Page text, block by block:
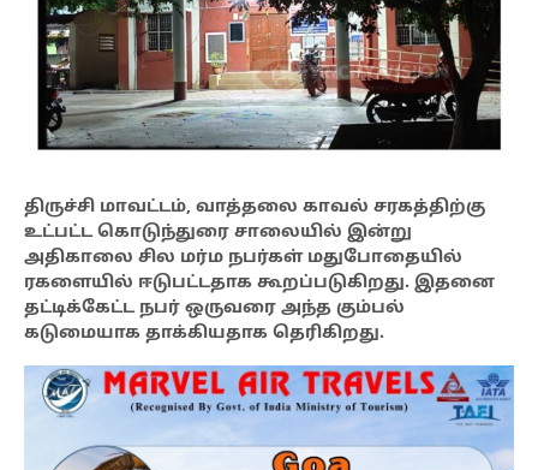
திருச்சி மாவட்டம், வாத்தலை காவல் சரகத்திற்கு
உட்பட்ட கொடுந்துரை சாலையில் இன்று
அதிகாலை சில மர்ம நபர்கள் மதுபோதையில்
ரகளையில் ஈடுபட்டதாக கூறப்படுகிறது. இதனை
தட்டிக்கேட்ட நபர் ஒருவரை அந்த கும்பல்
கடுமையாக தாக்கியதாக தெரிகிறது.